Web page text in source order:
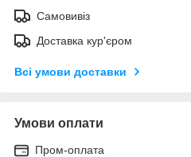
Самовивіз
Доставка кур'єром
Всі умови доставки
Умови оплати
Пром-оплата